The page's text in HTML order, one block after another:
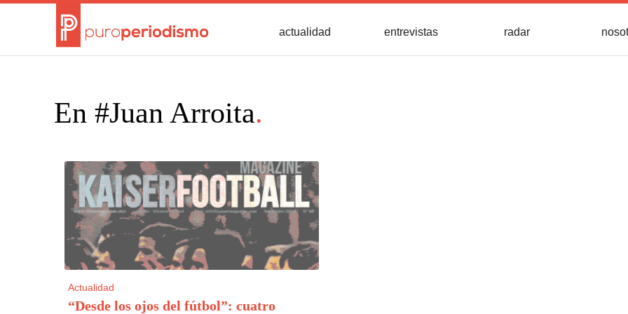
actualidad entrevistas radar
En #Juan Arroita.
Actualidad
“Desde los ojos del fútbol”: cuatro